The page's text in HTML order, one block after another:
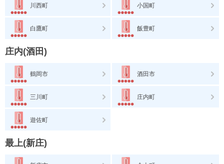
川西町 小国町
白鷹町 飯豊町
庄内(酒田)
鶴岡市 酒田市
三川町 庄内町
遊佐町
最上(新庄)